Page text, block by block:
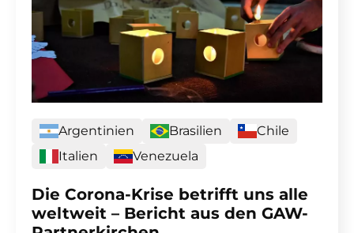
Argentinien Brasilien
Chile
Italien
Venezuela
Die Corona-Krise betrifft uns alle
weltweit – Bericht aus den GAW-